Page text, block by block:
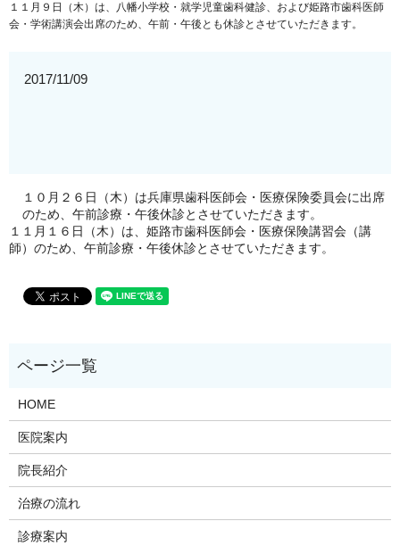
１１月９日（木）は、八幡小学校・就学児童歯科健診、および姫路市歯科医師
会・学術講演会出席のため、午前・午後とも休診とさせていただきます。
2017/11/09
１０月２６日（木）は兵庫県歯科医師会・医療保険委員会に出席
のため、午前診療・午後休診とさせていただきます。
１１月１６日（木）は、姫路市歯科医師会・医療保険講習会（講
師）のため、午前診療・午後休診とさせていただきます。
HOME
医院案内
院長紹介
治療の流れ
診療案内